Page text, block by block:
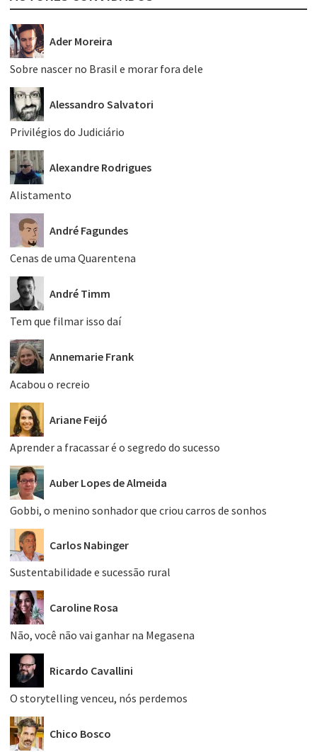
Ader Moreira
Sobre nascer no Brasil e morar fora dele
Alessandro Salvatori
Privilégios do Judiciário
Alexandre Rodrigues
Alistamento
André Fagundes
Cenas de uma Quarentena
André Timm
Tem que filmar isso daí
Annemarie Frank
Acabou o recreio
Ariane Feijó
Aprender a fracassar é o segredo do sucesso
Auber Lopes de Almeida
Gobbi, o menino sonhador que criou carros de sonhos
Carlos Nabinger
Sustentabilidade e sucessão rural
Caroline Rosa
Não, você não vai ganhar na Megasena
Ricardo Cavallini
O storytelling venceu, nós perdemos
Chico Bosco